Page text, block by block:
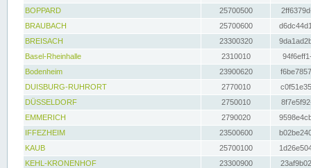
BOPPARD
25700500
BRAUBACH
25700600
BREISACH
23300320
Basel-Rheinhalle
2310010
Bodenheim
23900620
DUISBURG-RUHRORT
2770010
DÜSSELDORF
2750010
EMMERICH
2790020
IFFEZHEIM
23500600
KAUB
25700100
KEHL-KRONENHOF
23300900